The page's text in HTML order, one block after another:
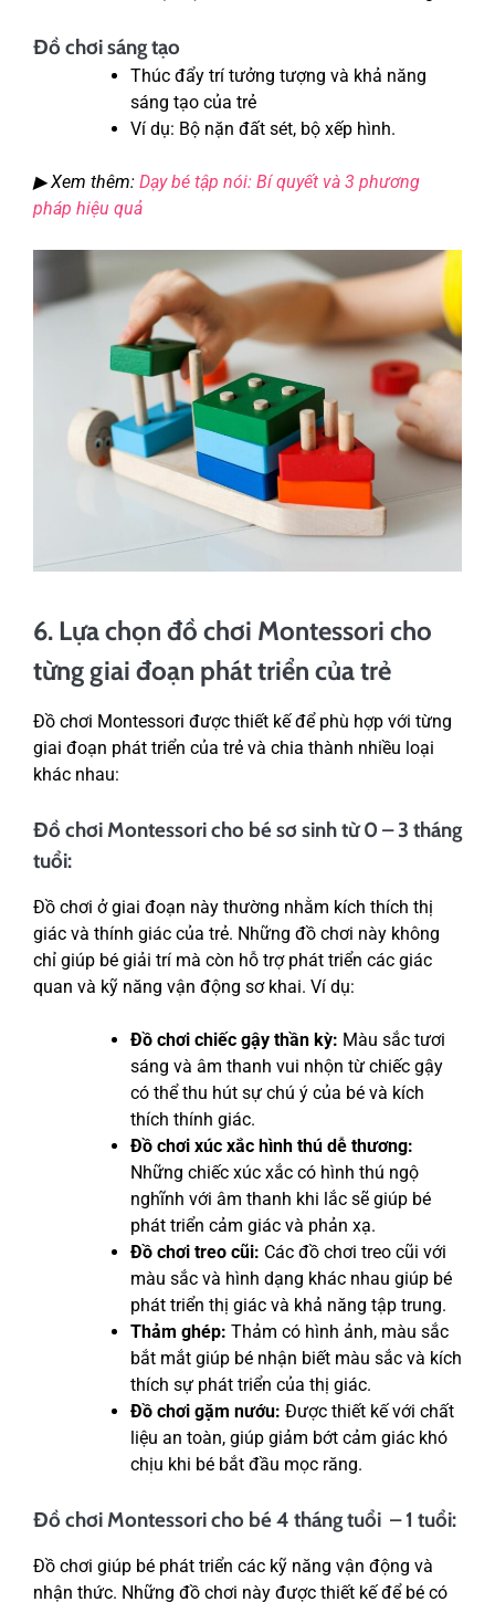
Đồ chơi sáng tạo
Thúc đẩy trí tưởng tượng và khả năng
sáng tạo của trẻ
Ví dụ: Bộ nặn đất sét, bộ xếp hình.
▶ Xem thêm: Dạy bé tập nói: Bí quyết và 3 phương
pháp hiệu quả
6. Lựa chọn đồ chơi Montessori cho
từng giai đoạn phát triển của trẻ
Đồ chơi Montessori được thiết kế để phù hợp với từng
giai đoạn phát triển của trẻ và chia thành nhiều loại
khác nhau:
Đồ chơi Montessori cho bé sơ sinh từ 0 – 3 tháng
tuổi:
Đồ chơi ở giai đoạn này thường nhằm kích thích thị
giác và thính giác của trẻ. Những đồ chơi này không
chỉ giúp bé giải trí mà còn hỗ trợ phát triển các giác
quan và kỹ năng vận động sơ khai. Ví dụ:
Đồ chơi chiếc gậy thần kỳ: Màu sắc tươi
sáng và âm thanh vui nhộn từ chiếc gậy
có thể thu hút sự chú ý của bé và kích
thích thính giác.
Đồ chơi xúc xắc hình thú dễ thương:
Những chiếc xúc xắc có hình thú ngộ
nghĩnh với âm thanh khi lắc sẽ giúp bé
phát triển cảm giác và phản xạ.
Đồ chơi treo cũi: Các đồ chơi treo cũi với
màu sắc và hình dạng khác nhau giúp bé
phát triển thị giác và khả năng tập trung.
Thảm ghép: Thảm có hình ảnh, màu sắc
bắt mắt giúp bé nhận biết màu sắc và kích
thích sự phát triển của thị giác.
Đồ chơi gặm nướu: Được thiết kế với chất
liệu an toàn, giúp giảm bớt cảm giác khó
chịu khi bé bắt đầu mọc răng.
Đồ chơi Montessori cho bé 4 tháng tuổi – 1 tuổi:
Đồ chơi giúp bé phát triển các kỹ năng vận động và
nhận thức. Những đồ chơi này được thiết kế để bé có